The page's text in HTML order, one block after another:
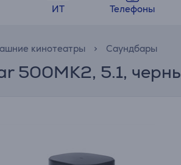
ИТ Телефоны
кинотеатры Саундбары
500MK2, 5.1,